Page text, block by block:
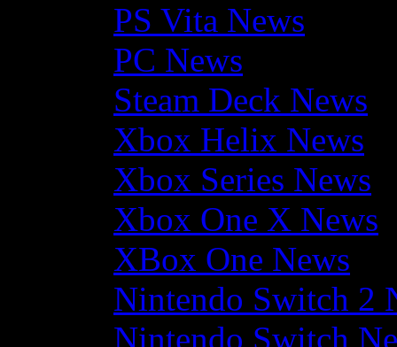
PS Vita News
PC News
Steam Deck News
Xbox Helix News
Xbox Series News
Xbox One X News
XBox One News
Nintendo Switch 2
Nintendo Switch